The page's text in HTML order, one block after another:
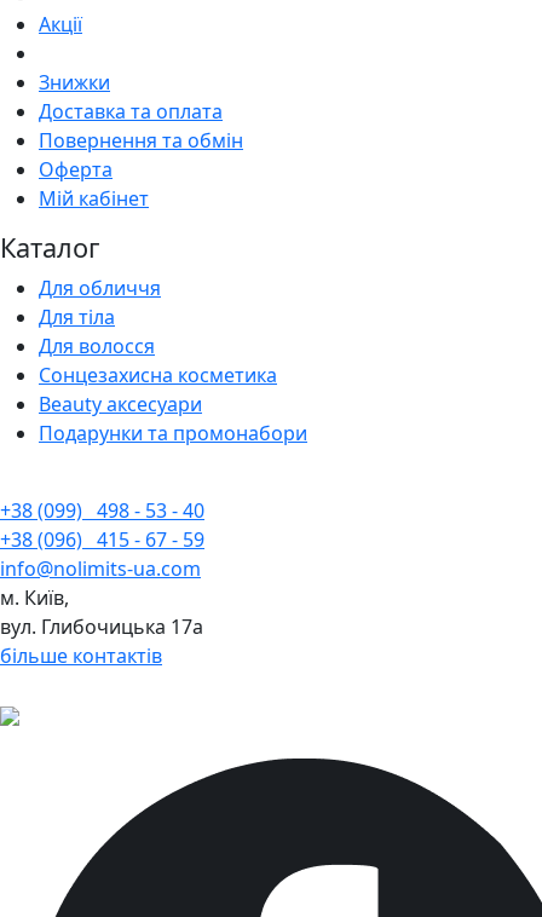
Акції
Знижки
Доставка та оплата
Повернення та обмін
Оферта
Мій кабінет
Каталог
Для обличчя
Для тіла
Для волосся
Сонцезахисна косметика
Beauty аксесуари
Подарунки та промонабори
+38 (099) 498 - 53 - 40
+38 (096) 415 - 67 - 59
info@nolimits-ua.com
м. Київ,
вул. Глибочицька 17а
більше контактів